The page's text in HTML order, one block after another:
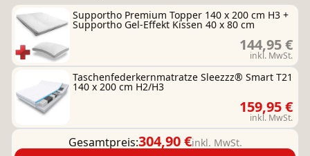
Supportho Premium Topper 140 x 200 cm H3 +
Supportho Gel-Effekt Kissen 40 x 80 cm
144,95 €
inkl. MwSt.
Taschenfederkernmatratze Sleezzz® Smart T21
140 x 200 cm H2/H3
159,95 €
inkl. MwSt.
Gesamtpreis:304,90 €inkl. MwSt.